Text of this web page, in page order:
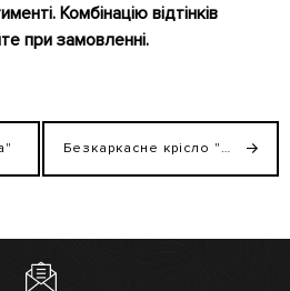
Комбінацію відтінків
при замовленні.
Безкаркасне крісло "М'яч" ТМ Лежебока